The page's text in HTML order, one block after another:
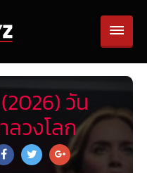
วัน
ลวงโลก